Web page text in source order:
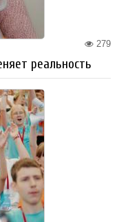
279
реальность